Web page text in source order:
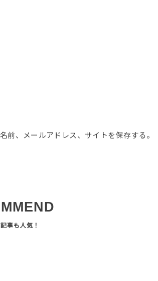
前、メールアドレス、サイトを保存する。